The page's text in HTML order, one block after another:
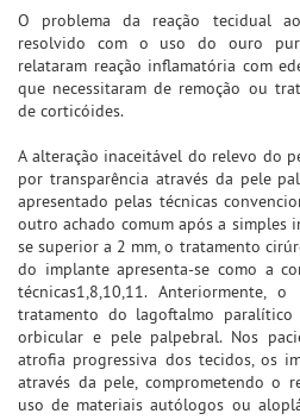
O problema da reação tecidual
resolvido com o uso do ouro
relataram reação inflamatória com
que necessitaram de remoção ou
de corticóides.
A alteração inaceitável do relevo do
por transparência através da pele
apresentado pelas técnicas
outro achado comum após a simples
se superior a 2 mm, o tratamento
do implante apresenta-se como a
técnicas1,8,10,11. Anteriormente,
tratamento do lagoftalmo
orbicular e pele palpebral. Nos
atrofia progressiva dos tecidos, os
através da pele, comprometendo o
uso de materiais autólogos ou